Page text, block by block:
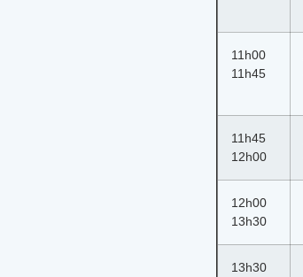
11h00
11h45
11h45
12h00
12h00
13h30
13h30